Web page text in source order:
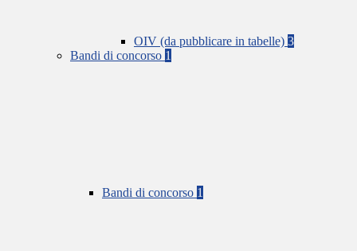
OIV (da pubblicare in tabelle) 3
Bandi di concorso 1
Bandi di concorso 1